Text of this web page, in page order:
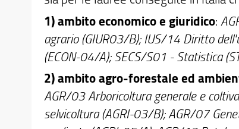
1) ambito economico e giuridico:
agrario (GIUR03/B); IUS/14 Diritto
(ECON-04/A); SECS/S01 - Statistica
2) ambito agro-forestale ed
AGR/03 Arboricoltura generale e
selvicoltura (AGRI-03/B); AGR/07